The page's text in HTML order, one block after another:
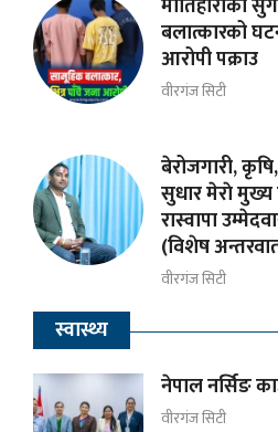
बलात्कारको
आरोपी पक्राउ
वीरगंज सिटी
बेरोजगारी,
सुधार मेराे मुख्य
रास्वापा
(विशेष
वीरगंज सिटी
स्वास्थ्य
नेपाल नर्सिङ
वीरगंज सिटी